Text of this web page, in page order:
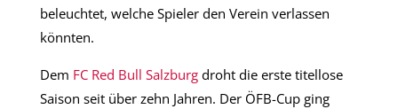
beleuchtet, welche Spieler den Verein verlassen
könnten.
Dem FC Red Bull Salzburg droht die erste titellose
Saison seit über zehn Jahren. Der ÖFB-Cup ging